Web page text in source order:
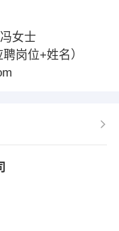
女士
岗位+姓名）